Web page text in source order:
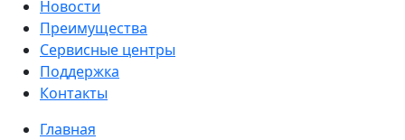
Новости
Преимущества
Сервисные центры
Поддержка
Контакты
Главная